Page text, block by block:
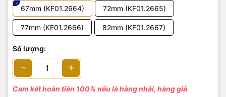
67mm (KF01.2664)
72mm (KF01.2665)
77mm (KF01.2666) 82mm (KF01.2667)
Số lượng:
Cam kết hoàn tiền 100% nếu là hàng nhái, hàng giả